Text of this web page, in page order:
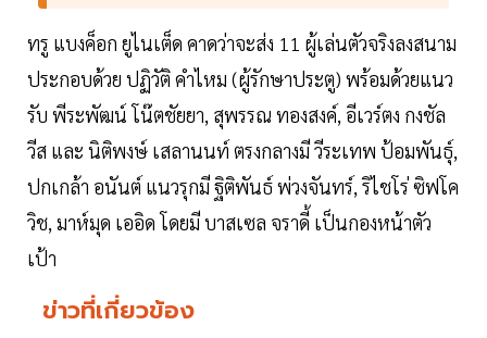
ทรู แบงค็อก ยูไนเต็ด คาดว่าจะส่ง 11 ผู้เล่นตัวจริงลงสนาม
ประกอบด้วย ปฏิวัติ คำไหม (ผู้รักษาประตู) พร้อมด้วยแนว
รับ พีระพัฒน์ โน๊ตชัยยา, สุพรรณ ทองสงค์, อีเวร์ตง กงชัล
วีส และ นิติพงษ์ เสลานนท์ ตรงกลางมี วีระเทพ ป้อมพันธุ์,
ปกเกล้า อนันต์ แนวรุกมี ฐิติพันธ์ พ่วงจันทร์, ริไชโร่ ซิฟโค
วิช, มาห์มุด เออิด โดยมี บาสเซล จราดี้ เป็นกองหน้าตัว
เป้า
ข่าวที่เกี่ยวข้อง